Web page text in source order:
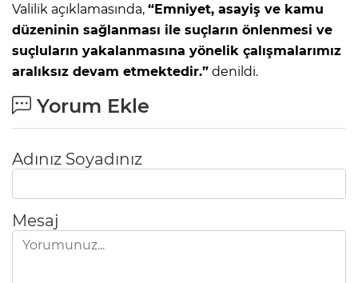
Valilik açıklamasında, “Emniyet, asayiş ve kamu
düzeninin sağlanması ile suçların önlenmesi ve
suçluların yakalanmasına yönelik çalışmalarımız
aralıksız devam etmektedir.” denildi.
Yorum Ekle
Adınız Soyadınız
Mesaj